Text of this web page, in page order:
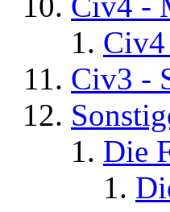
Civ4
Civ3 -
Die